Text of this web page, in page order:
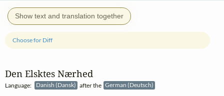
Show text and translation together
Den Elsktes Nærhed
Language: Danish (Dansk) after the German (Deutsch)
Choose for Diff